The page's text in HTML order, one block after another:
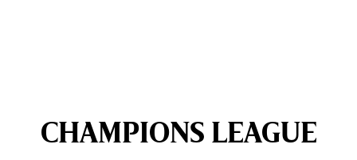
CHAMPIONS LEAGUE